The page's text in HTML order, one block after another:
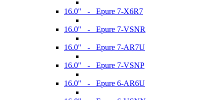
16.0" - Epure 7-X6R7
16.0" - Epure 7-VSNR
16.0" - Epure 7-AR7U
16.0" - Epure 7-VSNP
16.0" - Epure 6-AR6U